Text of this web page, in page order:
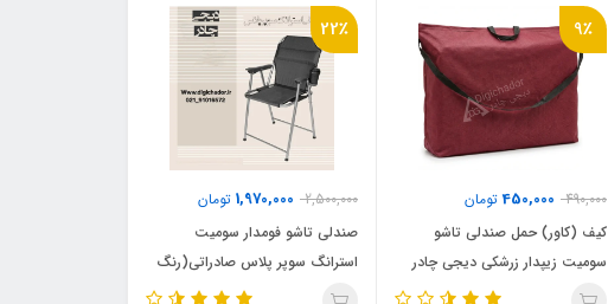
9٪
490,000
450,000تومان
کیف (کاور) حمل صندلی تاشو
سومیت زیپدار زرشکی دیجی چادر
22٪
2,500,000
1,970,000 تومان
صندلی تاشو فومدار سومیت
استرانگ سوپر پلاس صادراتی(رنگ
مشکی)